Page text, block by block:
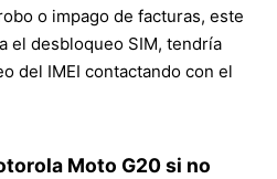
o impago de facturas, este
el desbloqueo SIM, tendría
del IMEI contactando con el
Moto G20 si no